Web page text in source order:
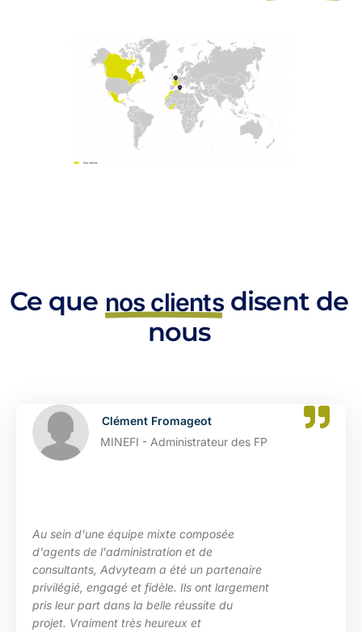
Ce que nos clientsdisent de
nous
Clément Fromageot
MINEFI - Administrateur des FP
Au sein d'une équipe mixte composée
d'agents de l'administration et de
consultants, Advyteam a été un partenaire
privilégié, engagé et fidèle. Ils ont largement
pris leur part dans la belle réussite du
projet. Vraiment très heureux et